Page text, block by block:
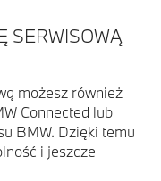
SERWISOWĄ
możesz również
Connected lub
BMW. Dzięki temu
i jeszcze